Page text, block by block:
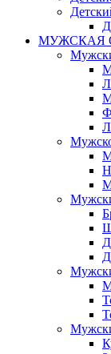
МУЖСКАЯ